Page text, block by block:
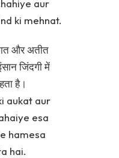
aur
ki mehnat.
और अतीत
जिंदगी में
है।
aukat aur
esa
hamesa
hai.